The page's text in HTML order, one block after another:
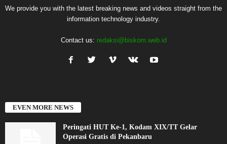
We provide you with the latest breaking news and videos straight from the
information technology industry.
Contact us: redaksi@biskom.web.id
EVEN MORE NEWS
Peringati HUT Ke-1, Kodam XIX/TT Gelar
Operasi Gratis di Pekanbaru